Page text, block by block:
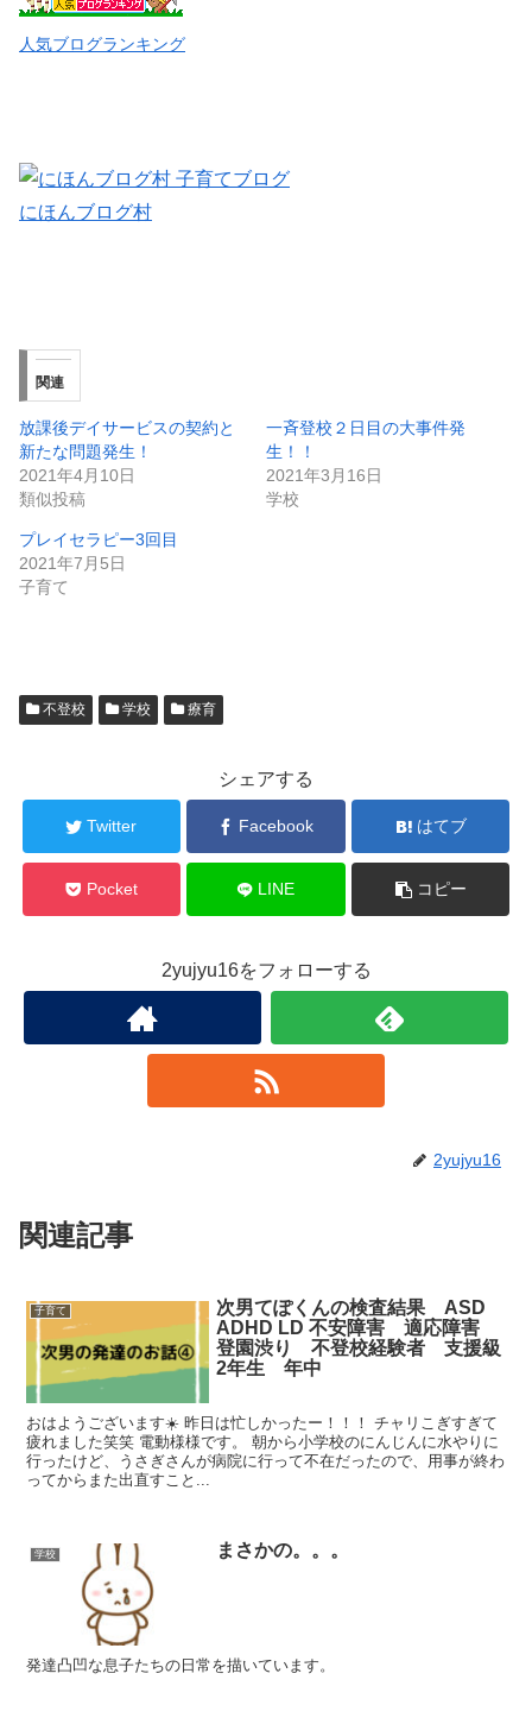
人気ブログランキング
にほんブログ村
関連
放課後デイサービスの契約と
新たな問題発生！
2021年4月10日
類似投稿
一斉登校２日目の大事件発
生！！
2021年3月16日
学校
プレイセラピー3回目
2021年7月5日
子育て
不登校 学校 療育
シェアする
Twitter Facebook はてブ
Pocket LINE コピー
2yujyu16をフォローする
2yujyu16
関連記事
子育て
次男てぽくんの検査結果 ASD
ADHD LD 不安障害 適応障害
登園渋り 不登校経験者 支援級
2年生 年中
おはようございます☀️ 昨日は忙しかったー！！！ チャリこぎすぎて
疲れました笑笑 電動様様です。 朝から小学校のにんじんに水やりに
行ったけど、うさぎさんが病院に行って不在だったので、用事が終わ
ってからまた出直すこと...
学校 まさかの。。。
発達凸凹な息子たちの日常を描いています。